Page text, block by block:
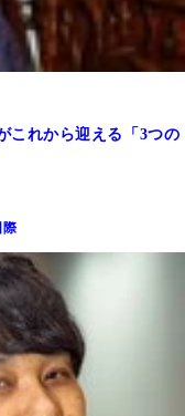
これから迎える「3つの
際